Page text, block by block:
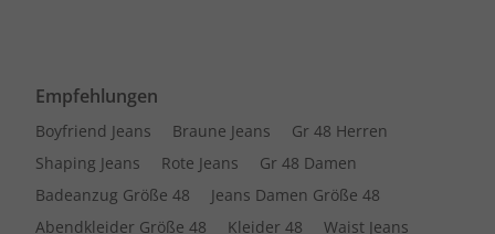
Empfehlungen
Boyfriend Jeans Braune Jeans
Gr 48 Herren
Shaping Jeans
Rote Jeans
Gr 48 Damen
Badeanzug Größe 48
Jeans Damen Größe 48
Abendkleider Größe 48
Kleider 48
Waist Jeans